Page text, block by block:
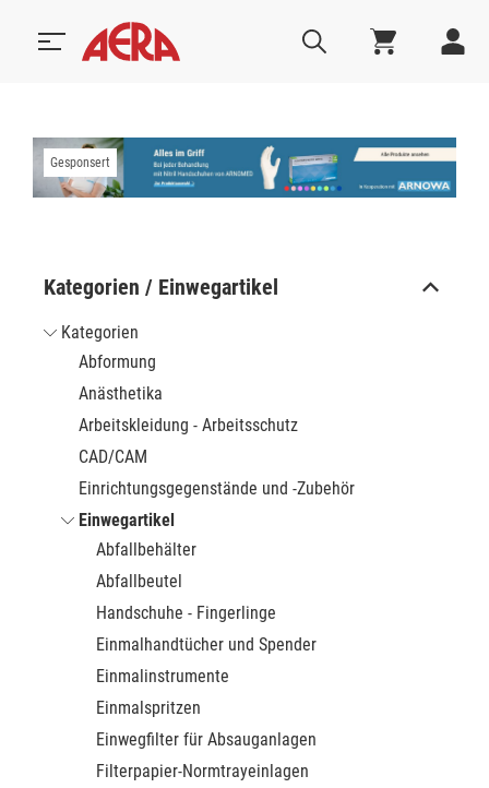
Gesponsert
Kategorien / Einwegartikel
Kategorien
Abformung
Anästhetika
Arbeitskleidung - Arbeitsschutz
CAD/CAM
Einrichtungsgegenstände und -Zubehör
Einwegartikel
Abfallbehälter
Abfallbeutel
Handschuhe - Fingerlinge
Einmalhandtücher und Spender
Einmalinstrumente
Einmalspritzen
Einwegfilter für Absauganlagen
Filterpapier-Normtrayeinlagen